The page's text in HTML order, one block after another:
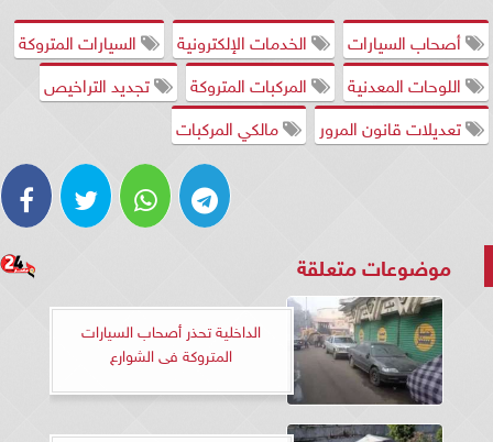
أصحاب السيارات
الخدمات الإلكترونية
السيارات المتروكة
اللوحات المعدنية
المركبات المتروكة
تجديد التراخيص
تعديلات قانون المرور
مالكي المركبات
موضوعات متعلقة
الداخلية تحذر أصحاب السيارات
المتروكة فى الشوارع